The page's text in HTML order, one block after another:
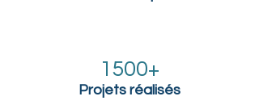
1500+
Projets réalisés